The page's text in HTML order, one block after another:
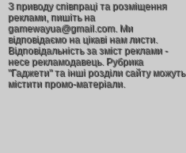
З приводу співпраці та розміщення
реклами, пишіть на
gamewayua@gmail.com. Ми
відповідаємо на цікаві нам листи.
Відповідальність за зміст реклами -
несе рекламодавець. Рубрика
"Гаджети" та інші розділи сайту можуть
містити промо-матеріали.